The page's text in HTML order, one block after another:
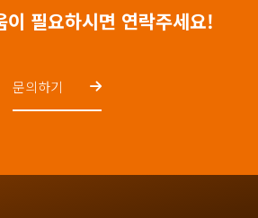
이 필요하시면 연락주세요!
문의하기